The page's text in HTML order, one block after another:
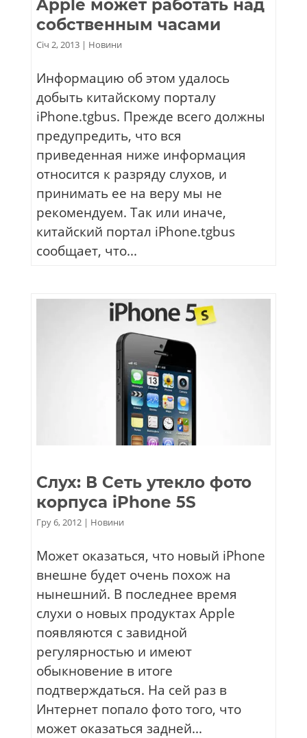
Apple может работать над
собственным часами
Січ 2, 2013| Новини
Информацию об этом удалось
добыть китайскому порталу
iPhone.tgbus. Прежде всего должны
предупредить, что вся
приведенная ниже информация
относится к разряду слухов, и
принимать ее на веру мы не
рекомендуем. Так или иначе,
китайский портал iPhone.tgbus
сообщает, что...
Слух: В Сеть утекло фото
корпуса iPhone 5S
Гру 6, 2012| Новини
Может оказаться, что новый iPhone
внешне будет очень похож на
нынешний. В последнее время
слухи о новых продуктах Apple
появляются с завидной
регулярностью и имеют
обыкновение в итоге
подтверждаться. На сей раз в
Интернет попало фото того, что
может оказаться задней...